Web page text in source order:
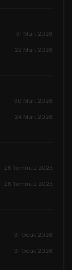
31 Mart 2026
22 Mart 2026
30 Mart 2026
24 Mart 2026
28 Temmuz 2025
28 Temmuz 2025
31 Ocak 2026
31 Ocak 2026